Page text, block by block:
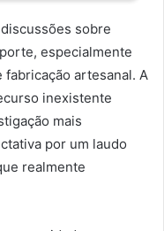
sobre
especialmente
artesanal. A
inexistente
mais
por um laudo
realmente